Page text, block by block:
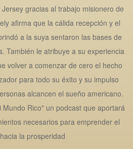
gracias al trabajo misionero de
afirma que la cálida recepción y el
a la suya sentaron las bases de
También le atribuye a su experiencia
volver a comenzar de cero el hecho
para todo su éxito y su impulso
alcancen el sueño americano.
Rico" un podcast que aportará
necesarios para emprender el
la prosperidad